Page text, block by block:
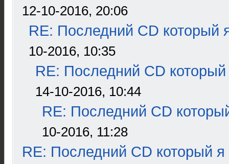
12-10-2016, 20:06
RE: Последний CD который
10-2016, 10:35
RE: Последний CD который
14-10-2016, 10:44
RE: Последний CD
10-2016, 11:28
RE: Последний CD который я